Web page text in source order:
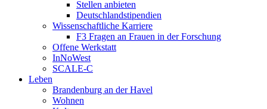
Stellen anbieten
Deutschlandstipendien
Wissenschaftliche Karriere
F3 Fragen an Frauen in der Forschung
Offene Werkstatt
InNoWest
SCALE-C
Leben
Brandenburg an der Havel
Wohnen